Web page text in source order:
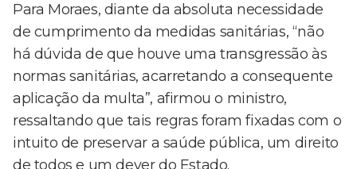
Para Moraes, diante da absoluta necessidade
de cumprimento da medidas sanitárias, “não
há dúvida de que houve uma transgressão às
normas sanitárias, acarretando a consequente
aplicação da multa”, afirmou o ministro,
ressaltando que tais regras foram fixadas com o
intuito de preservar a saúde pública, um direito
de todos e um dever do Estado.